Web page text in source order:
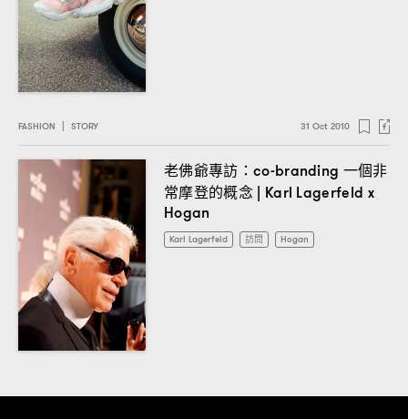
FASHION STORY 31 Oct 2010
老佛爺專訪 ：co-branding 一個非
常摩登的概念 | Karl Lagerfeld x
Hogan
Karl Lagerfeld 訪問 Hogan